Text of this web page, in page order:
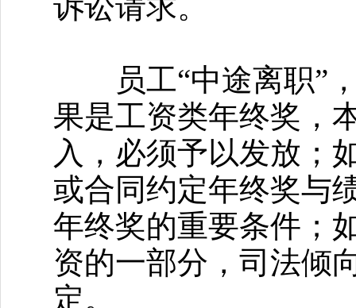
员工“中途离职”，
果是工资类年终奖，
入，必须予以发放；
或合同约定年终奖与
年终奖的重要条件；
资的一部分，司法倾
定。